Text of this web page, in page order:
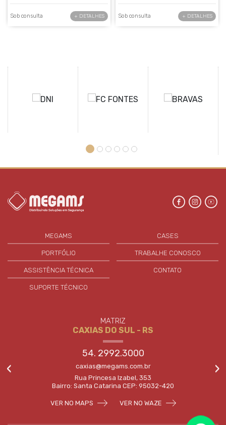
Sob consulta + DETALHES Sob consulta + DETALHES
MEGAMS
PORTFÓLIO
ASSISTÊNCIA TÉCNICA
SUPORTE TÉCNICO
CASES
TRABALHE CONOSCO
CONTATO
XANGRI-LÁ - RS
51. 3502.5534
capao@megams.com.br
Av. Paraguassu, 4225 - Sala 01
95588-000 - Xangrilá
VER NO MAPS VER NO WAZE
‹ ›